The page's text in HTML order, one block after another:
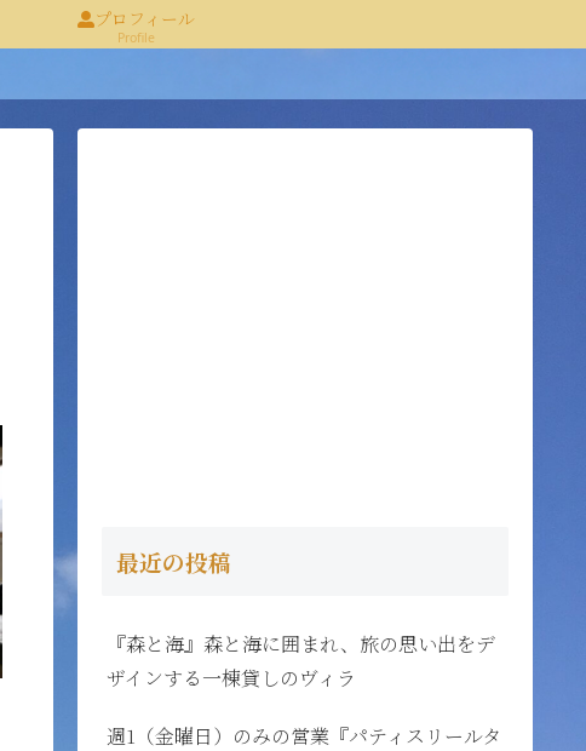
プロフィール
Profile
最近の投稿
『森と海』森と海に囲まれ、旅の思い出をデ
ザインする一棟貸しのヴィラ
週1（金曜日）のみの営業『パティスリールタ